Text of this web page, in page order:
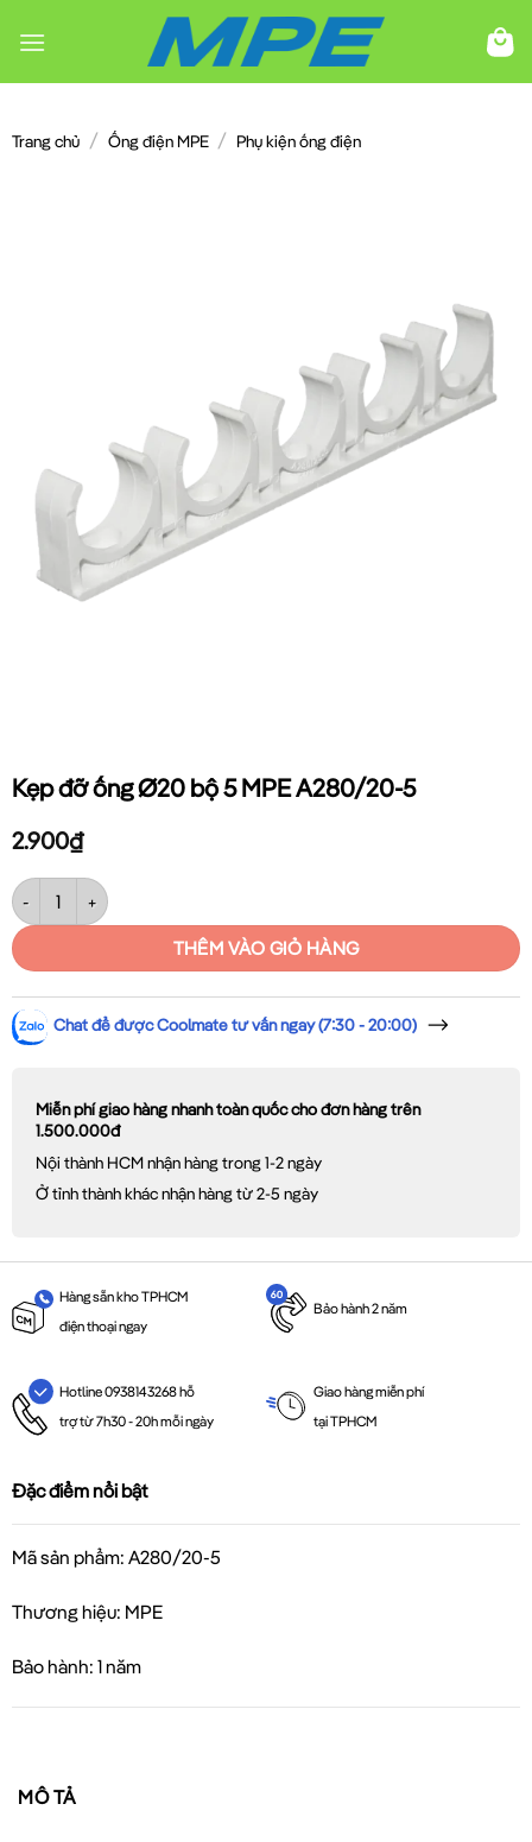
đến
Trang chủ / Ống điện MPE / Phụ kiện ống điện
Kẹp đỡ ống Ø20 bộ 5 MPE A280/20-5
2.900₫
Kẹp đỡ ống Ø20 bộ 5 MPE A280/20-5 số lượng
THÊM VÀO GIỎ HÀNG
Chat để được Coolmate tư vấn ngay (7:30 - 20:00)
Miễn phí giao hàng nhanh toàn quốc cho đơn hàng trên
1.500.000đ
Nội thành HCM nhận hàng trong 1-2 ngày
Ở tỉnh thành khác nhận hàng từ 2-5 ngày
Hàng sẵn kho TPHCM
điện thoại ngay
Bảo hành 2 năm
Hotline 0938143268 hỗ
trợ từ 7h30 - 20h mỗi ngày
Giao hàng miễn phí
tại TPHCM
Đặc điểm nổi bật
Mã sản phẩm: A280/20-5
Thương hiệu: MPE
Bảo hành: 1 năm
MÔ TẢ